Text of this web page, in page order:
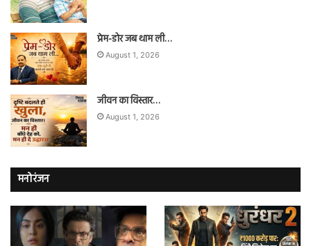
प्रेम-डोर जब थाम ली…
August 1, 2026
जीवन का विस्तार…
August 1, 2026
मनोरंजन